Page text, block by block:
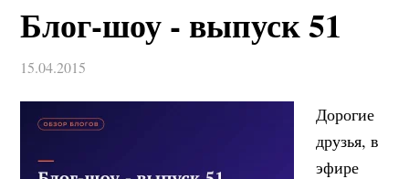
Блог-шоу - выпуск 51
15.04.2015
Дорогие
друзья, в
эфире